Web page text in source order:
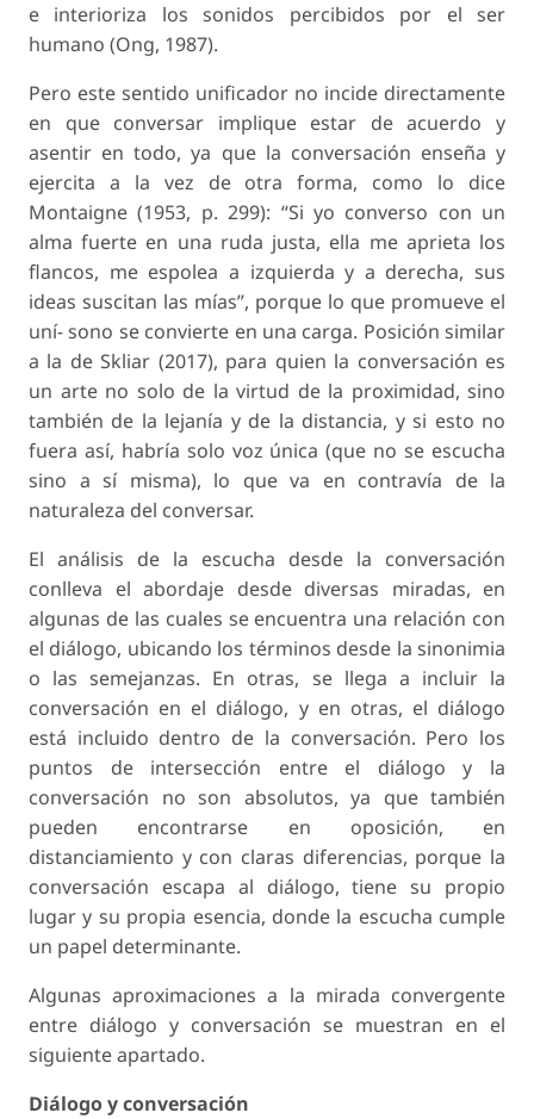
e interioriza los sonidos percibidos por el ser
humano (Ong, 1987).
Pero este sentido unificador no incide directamente
en que conversar implique estar de acuerdo y
asentir en todo, ya que la conversación enseña y
ejercita a la vez de otra forma, como lo dice
Montaigne (1953, p. 299): “Si yo converso con un
alma fuerte en una ruda justa, ella me aprieta los
flancos, me espolea a izquierda y a derecha, sus
ideas suscitan las mías”, porque lo que promueve el
uní- sono se convierte en una carga. Posición similar
a la de Skliar (2017), para quien la conversación es
un arte no solo de la virtud de la proximidad, sino
también de la lejanía y de la distancia, y si esto no
fuera así, habría solo voz única (que no se escucha
sino a sí misma), lo que va en contravía de la
naturaleza del conversar.
El análisis de la escucha desde la conversación
conlleva el abordaje desde diversas miradas, en
algunas de las cuales se encuentra una relación con
el diálogo, ubicando los términos desde la sinonimia
o las semejanzas. En otras, se llega a incluir la
conversación en el diálogo, y en otras, el diálogo
está incluido dentro de la conversación. Pero los
puntos de intersección entre el diálogo y la
conversación no son absolutos, ya que también
pueden encontrarse en oposición, en
distanciamiento y con claras diferencias, porque la
conversación escapa al diálogo, tiene su propio
lugar y su propia esencia, donde la escucha cumple
un papel determinante.
Algunas aproximaciones a la mirada convergente
entre diálogo y conversación se muestran en el
siguiente apartado.
Diálogo y conversación